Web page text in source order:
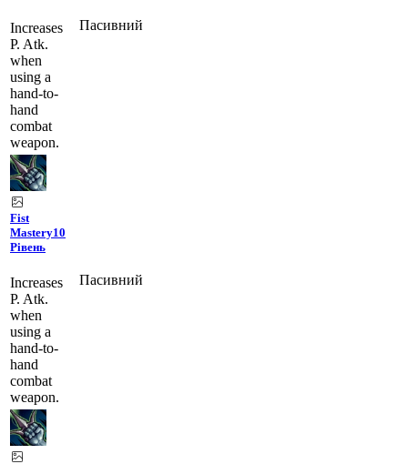
Increases
P. Atk.
when
using a
hand-to-
hand
combat
weapon.
Пасивний
Fist
Mastery10
Рівень
Increases
P. Atk.
when
using a
hand-to-
hand
combat
weapon.
Пасивний